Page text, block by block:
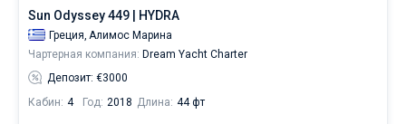
Sun Odyssey 449 | HYDRA
Греция, Алимос Марина
Чартерная компания: Dream Yacht Charter
Депозит: €3000
Кабин: 4 Год: 2018 Длина: 44 фт